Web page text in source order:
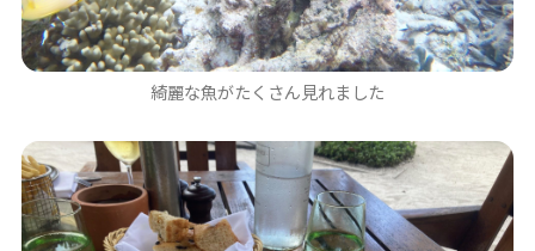
綺麗な魚がたくさん見れました